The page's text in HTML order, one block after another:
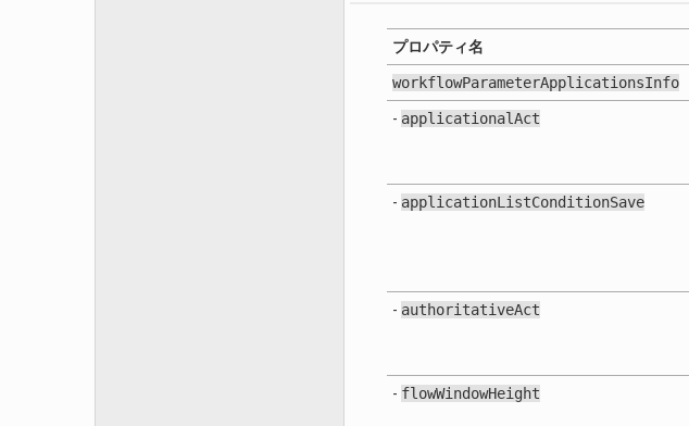
プロパティ名
workflowParameterApplicationsInfo
- applicationalAct
- applicationListConditionSave
- authoritativeAct
- flowWindowHeight